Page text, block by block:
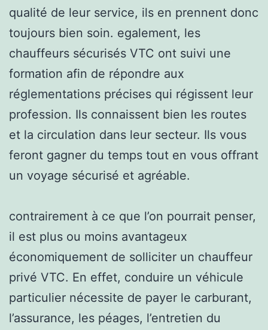
qualité de leur service, ils en prennent donc
toujours bien soin. egalement, les
chauffeurs sécurisés VTC ont suivi une
formation afin de répondre aux
réglementations précises qui régissent leur
profession. Ils connaissent bien les routes
et la circulation dans leur secteur. Ils vous
feront gagner du temps tout en vous offrant
un voyage sécurisé et agréable.
contrairement à ce que l’on pourrait penser,
il est plus ou moins avantageux
économiquement de solliciter un chauffeur
privé VTC. En effet, conduire un véhicule
particulier nécessite de payer le carburant,
l’assurance, les péages, l’entretien du